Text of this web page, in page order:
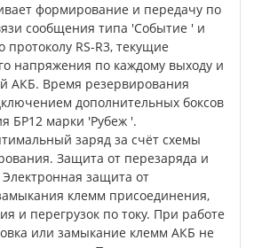
формирование и передачу по
сообщения типа 'Событие ' и
RS-R3, текущие
напряжения по каждому выходу и
АКБ. Время резервирования
дополнительных боксов
БР12 марки 'Рубеж '.
заряд за счёт схемы
Защита от перезаряда и
Электронная защита от
клемм присоединения,
и перегрузок по току. При работе
или замыкание клемм АКБ не